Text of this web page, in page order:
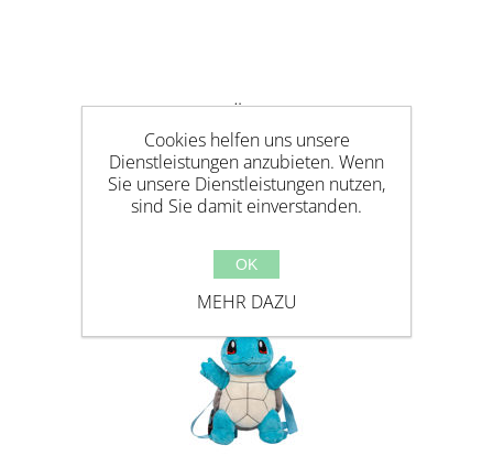
POKEMON PLÜSCH RUCKSACK
PIKACHU
Cookies helfen uns unsere
Dienstleistungen anzubieten. Wenn
Sie unsere Dienstleistungen nutzen,
sind Sie damit einverstanden.
OK
MEHR DAZU